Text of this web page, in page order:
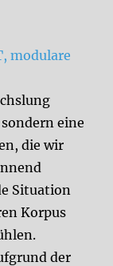
modulare
eine
die wir
Situation
Korpus
der